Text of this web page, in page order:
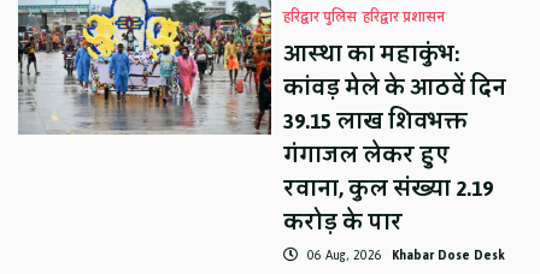
हरिद्वार पुलिस हरिद्वार प्रशासन
आस्था का महाकुंभ:
कांवड़ मेले के आठवें दिन
39.15 लाख शिवभक्त
गंगाजल लेकर हुए
रवाना, कुल संख्या 2.19
करोड़ के पार
06 Aug, 2026 Khabar Dose Desk